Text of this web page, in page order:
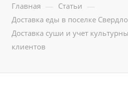
Главная — Статьи —
Доставка еды в поселке
Доставка суши и учет
клиентов